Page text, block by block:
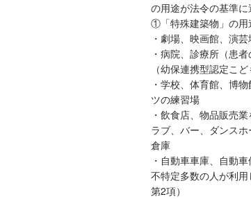
の用途が法令の基準
①「特殊建築物」の用
・劇場、映画館、演
・病院、診療所（患
（幼保連携型認定こど
・学校、体育館、博
ツの練習場
・飲食店、物品販売
ラブ、バー、ダンス
倉庫
・自動車車庫、自動
不特定多数の人が利
第2項）